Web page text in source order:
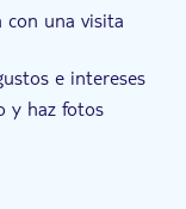
con una visita
e intereses
y haz fotos
los